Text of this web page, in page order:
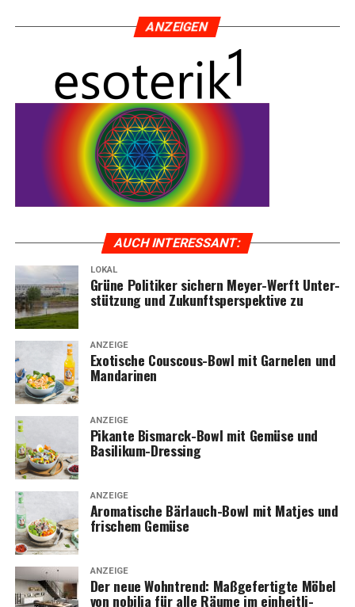
ANZEI­GEN
AUCH INTER­ES­SANT:
LOKAL
Grü­ne Poli­ti­ker sichern Mey­er-Werft Unter­
stüt­zung und Zukunfts­per­spek­ti­ve zu
ANZEIGE
Exo­ti­sche Cous­cous-Bowl mit Gar­ne­len und
Mandarinen
ANZEIGE
Pikan­te Bis­marck-Bowl mit Gemü­se und
Basilikum-Dressing
ANZEIGE
Aro­ma­ti­sche Bär­lauch-Bowl mit Mat­jes und
fri­schem Gemüse
ANZEIGE
Der neue Wohn­trend: Maß­ge­fer­tig­te Möbel
von nobi­lia für alle Räu­me im ein­heit­li­